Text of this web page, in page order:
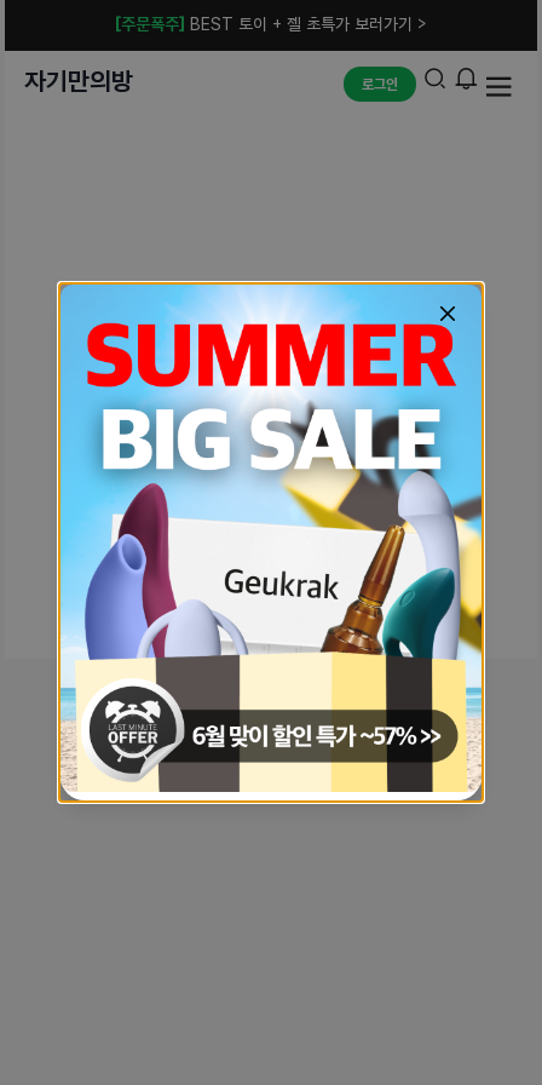
[주문폭주] BEST 토이 + 젤 초특가 보러가기 >
자기만의방 로그인
예상치 못한 에러입니다.